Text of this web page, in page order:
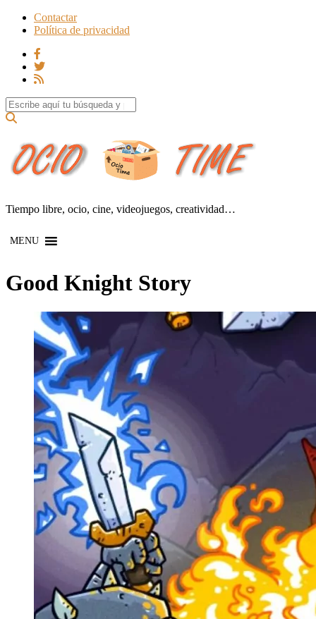
Contactar
Política de privacidad
Search for:
Tiempo libre, ocio, cine, videojuegos, creatividad…
MENU
Good Knight Story